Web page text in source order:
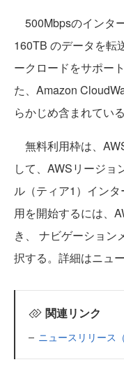
500Mbpsのインタ
160TB のデータを転
ークロードをサポー
た、Amazon
らかじめ含まれている
無料利用枠は、
して、AWSリージョ
ル（ティア1）イン
用を開始するには、
き、 ナビゲーション
択する。詳細はニュ
関連リンク
ニュースリリース